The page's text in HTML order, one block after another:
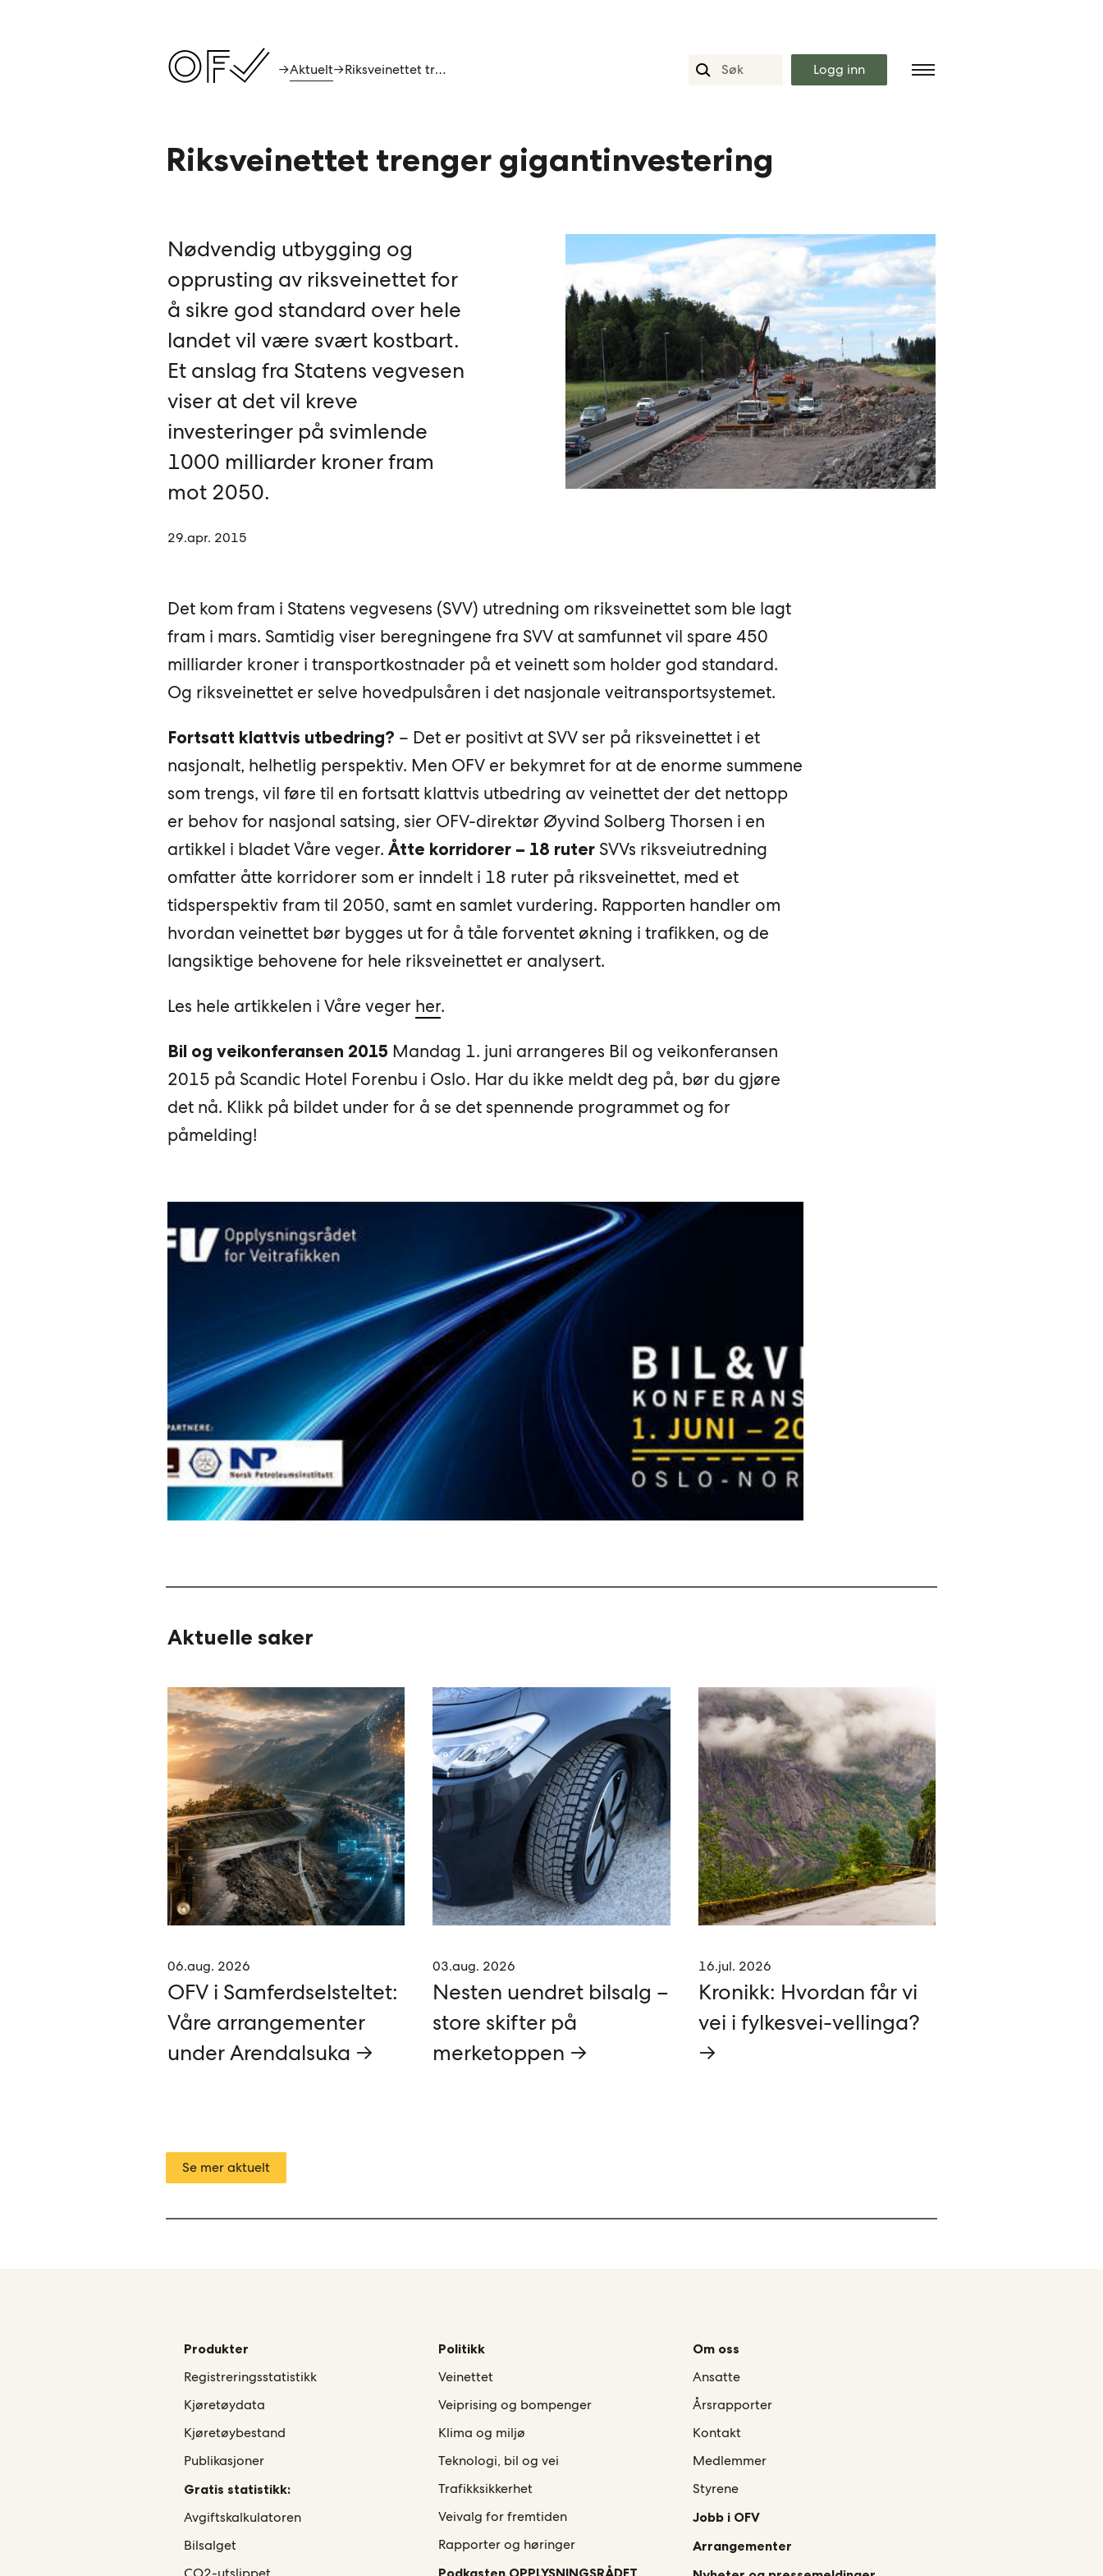
→Aktuelt→ Riksveinettet trenger gigantinvestering Logg inn
Riksveinettet trenger gigantinvestering
Nødvendig utbygging og
opprusting av riksveinettet for
å sikre god standard over hele
landet vil være svært kostbart.
Et anslag fra Statens vegvesen
viser at det vil kreve
investeringer på svimlende
1000 milliarder kroner fram
mot 2050.
29.apr. 2015
Det kom fram i Statens vegvesens (SVV) utredning om riksveinettet som ble lagt
fram i mars. Samtidig viser beregningene fra SVV at samfunnet vil spare 450
milliarder kroner i transportkostnader på et veinett som holder god standard.
Og riksveinettet er selve hovedpulsåren i det nasjonale veitransportsystemet.
Fortsatt klattvis utbedring? – Det er positivt at SVV ser på riksveinettet i et
nasjonalt, helhetlig perspektiv. Men OFV er bekymret for at de enorme summene
som trengs, vil føre til en fortsatt klattvis utbedring av veinettet der det nettopp
er behov for nasjonal satsing, sier OFV-direktør Øyvind Solberg Thorsen i en
artikkel i bladet Våre veger. Åtte korridorer – 18 ruterSVVs riksveiutredning
omfatter åtte korridorer som er inndelt i 18 ruter på riksveinettet, med et
tidsperspektiv fram til 2050, samt en samlet vurdering. Rapporten handler om
hvordan veinettet bør bygges ut for å tåle forventet økning i trafikken, og de
langsiktige behovene for hele riksveinettet er analysert.
Les hele artikkelen i Våre veger her.
Bil og veikonferansen 2015 Mandag 1. juni arrangeres Bil og veikonferansen
2015 på Scandic Hotel Forenbu i Oslo. Har du ikke meldt deg på, bør du gjøre
det nå. Klikk på bildet under for å se det spennende programmet og for
påmelding!
Aktuelle saker
06.aug. 2026
OFV i Samferdselsteltet:
Våre arrangementer
under Arendalsuka →
03.aug. 2026
Nesten uendret bilsalg –
store skifter på
merketoppen →
16.jul. 2026
Kronikk: Hvordan får vi
vei i fylkesvei-vellinga?
→
Se mer aktuelt
Produkter
Registreringsstatistikk
Kjøretøydata
Kjøretøybestand
Publikasjoner
Gratis statistikk:
Avgiftskalkulatoren
Bilsalget
Politikk
Veinettet
Veiprising og bompenger
Klima og miljø
Teknologi, bil og vei
Trafikksikkerhet
Veivalg for fremtiden
Rapporter og høringer
Om oss
Ansatte
Årsrapporter
Kontakt
Medlemmer
Styrene
Jobb i OFV
Arrangementer